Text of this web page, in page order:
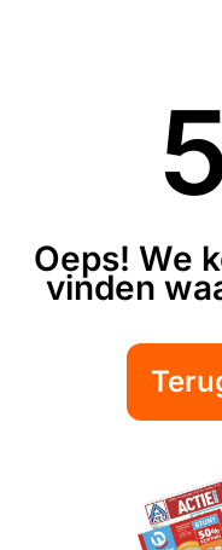
Oeps! We
vinden